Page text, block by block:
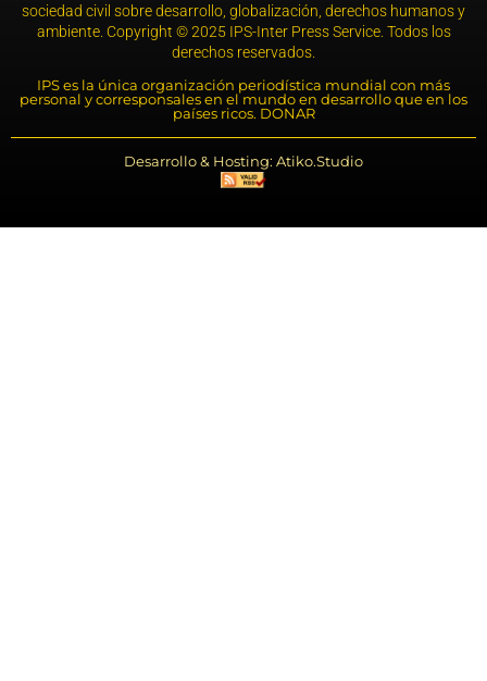
sociedad civil sobre desarrollo, globalización, derechos humanos y
ambiente. Copyright © 2025 IPS-Inter Press Service. Todos los
derechos reservados.
IPS es la única organización periodística mundial con más
personal y corresponsales en el mundo en desarrollo que en los
países ricos. DONAR
Desarrollo & Hosting: Atiko.Studio